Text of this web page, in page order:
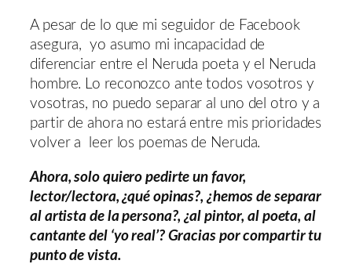
A pesar de lo que mi seguidor de Facebook
asegura, yo asumo mi incapacidad de
diferenciar entre el Neruda poeta y el Neruda
hombre. Lo reconozco ante todos vosotros y
vosotras, no puedo separar al uno del otro y a
partir de ahora no estará entre mis prioridades
volver a leer los poemas de Neruda.
Ahora, solo quiero pedirte un favor,
lector/lectora, ¿qué opinas?, ¿hemos de separar
al artista de la persona?, ¿al pintor, al poeta, al
cantante del ‘yo real’? Gracias por compartir tu
punto de vista.